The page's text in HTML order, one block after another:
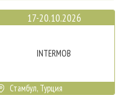
17-20.10.2026
INTERMOB
Стамбул, Турция